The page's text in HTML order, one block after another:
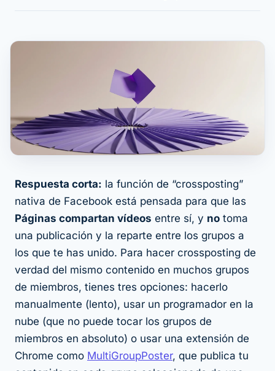
Respuesta corta: la función de “crossposting”
nativa de Facebook está pensada para que las
Páginas compartan vídeos entre sí, y no toma
una publicación y la reparte entre los grupos a
los que te has unido. Para hacer crossposting de
verdad del mismo contenido en muchos grupos
de miembros, tienes tres opciones: hacerlo
manualmente (lento), usar un programador en la
nube (que no puede tocar los grupos de
miembros en absoluto) o usar una extensión de
Chrome como MultiGroupPoster, que publica tu